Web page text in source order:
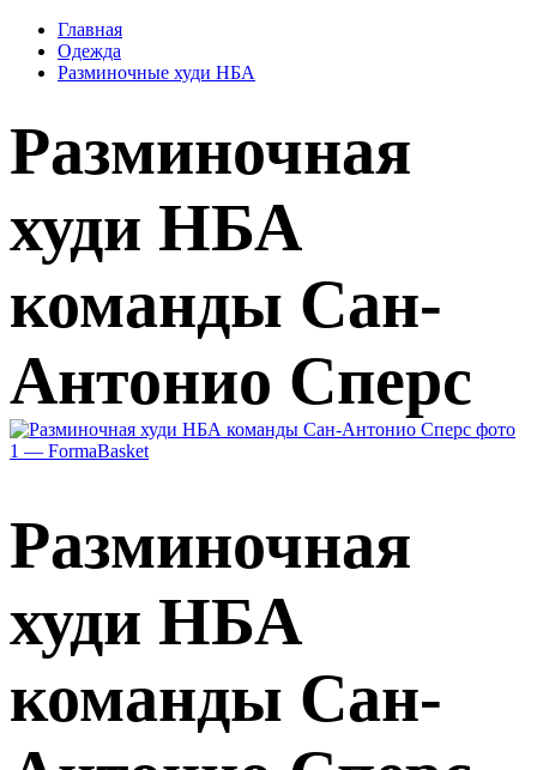
Главная
Одежда
Разминочные худи НБА
Разминочная
худи НБА
команды Сан-
Антонио Сперс
Разминочная
худи НБА
команды Сан-